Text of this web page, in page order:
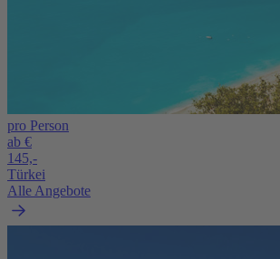
pro Person
ab €
145,-
Türkei
Alle Angebote